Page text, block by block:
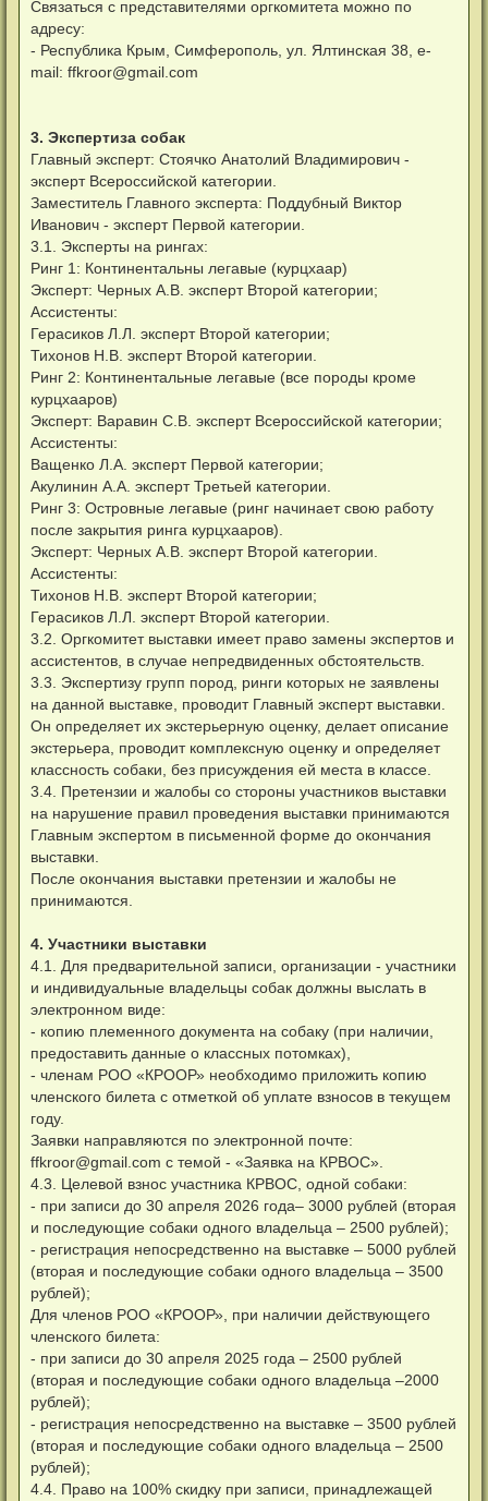
Связаться с представителями оргкомитета можно по
адресу:
- Республика Крым, Симферополь, ул. Ялтинская 38, e-
mail:ffkroor@gmail.com
3. Экспертиза собак
Главный эксперт: Стоячко Анатолий Владимирович -
эксперт Всероссийской категории.
Заместитель Главного эксперта: Поддубный Виктор
Иванович - эксперт Первой категории.
3.1. Эксперты на рингах:
Ринг 1: Континентальны легавые (курцхаар)
Эксперт: Черных А.В. эксперт Второй категории;
Ассистенты:
Герасиков Л.Л. эксперт Второй категории;
Тихонов Н.В. эксперт Второй категории.
Ринг 2: Континентальные легавые (все породы кроме
курцхааров)
Эксперт: Варавин С.В. эксперт Всероссийской категории;
Ассистенты:
Ващенко Л.А. эксперт Первой категории;
Акулинин А.А. эксперт Третьей категории.
Ринг 3: Островные легавые (ринг начинает свою работу
после закрытия ринга курцхааров).
Эксперт: Черных А.В. эксперт Второй категории.
Ассистенты:
Тихонов Н.В. эксперт Второй категории;
Герасиков Л.Л. эксперт Второй категории.
3.2. Оргкомитет выставки имеет право замены экспертов и
ассистентов, в случае непредвиденных обстоятельств.
3.3. Экспертизу групп пород, ринги которых не заявлены
на данной выставке, проводит Главный эксперт выставки.
Он определяет их экстерьерную оценку, делает описание
экстерьера, проводит комплексную оценку и определяет
классность собаки, без присуждения ей места в классе.
3.4. Претензии и жалобы со стороны участников выставки
на нарушение правил проведения выставки принимаются
Главным экспертом в письменной форме до окончания
выставки.
После окончания выставки претензии и жалобы не
принимаются.
4. Участники выставки
4.1. Для предварительной записи, организации - участники
и индивидуальные владельцы собак должны выслать в
электронном виде:
- копию племенного документа на собаку (при наличии,
предоставить данные о классных потомках),
- членам РОО «КРООР» необходимо приложить копию
членского билета с отметкой об уплате взносов в текущем
году.
Заявки направляются по электронной почте:
ffkroor@gmail.com с темой - «Заявка на КРВОС».
4.3. Целевой взнос участника КРВОС, одной собаки:
- при записи до 30 апреля 2026 года– 3000 рублей (вторая
и последующие собаки одного владельца – 2500 рублей);
- регистрация непосредственно на выставке – 5000 рублей
(вторая и последующие собаки одного владельца – 3500
рублей);
Для членов РОО «КРООР», при наличии действующего
членского билета:
- при записи до 30 апреля 2025 года – 2500 рублей
(вторая и последующие собаки одного владельца –2000
рублей);
- регистрация непосредственно на выставке – 3500 рублей
(вторая и последующие собаки одного владельца – 2500
рублей);
4.4. Право на 100% скидку при записи, принадлежащей